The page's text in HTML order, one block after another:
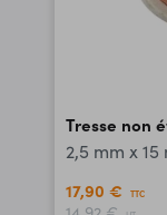
Tresse non
2,5 mm x 15
17,90 €
TTC